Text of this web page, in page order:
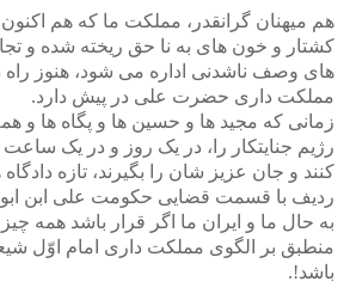
هم میهنان گرانقدر، مملکت ما که هم
کشتار و خون های به نا حق ریخته شده و
های وصف ناشدنی اداره می شود، هنوز راه
مملکت داری حضرت علی در پیش دارد.
زمانی که مجید ها و حسین ها و پگاه ها و
رژیم جنایتکار را، در یک روز و در یک
کنند و جان عزیز شان را بگیرند، تازه
ردیف با قسمت قضایی حکومت علی ابن
به حال ما و ایران ما اگر قرار باشد همه
منطبق بر الگوی مملکت داری امام اوّل
باشد!.